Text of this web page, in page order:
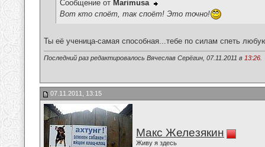
Сообщение от Marimusa
Вот кто споёт, так споёт! Это точно!
Ты её ученица-самая способная...тебе по силам спеть
Последний раз редактировалось Вячеслав Серёгин, 07.11.2011 в 13:26
07.11.2011, 13:15
Макс Железякин
Живу я здесь